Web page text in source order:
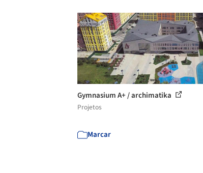
Gymnasium А+ / archimatika
Projetos
Marcar